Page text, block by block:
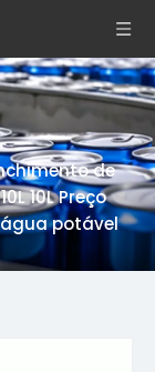
de
10L Preço
potável